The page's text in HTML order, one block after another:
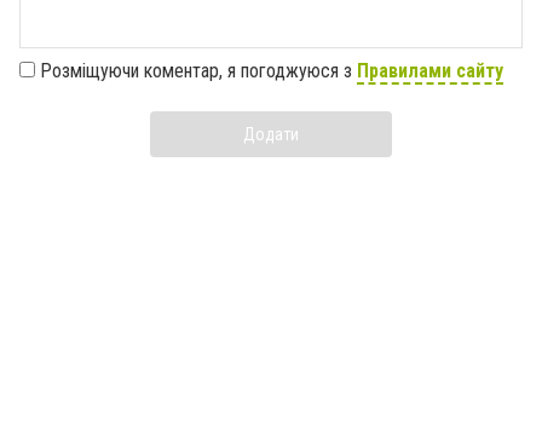
Розміщуючи коментар, я погоджуюся з Правилами сайту
Додати